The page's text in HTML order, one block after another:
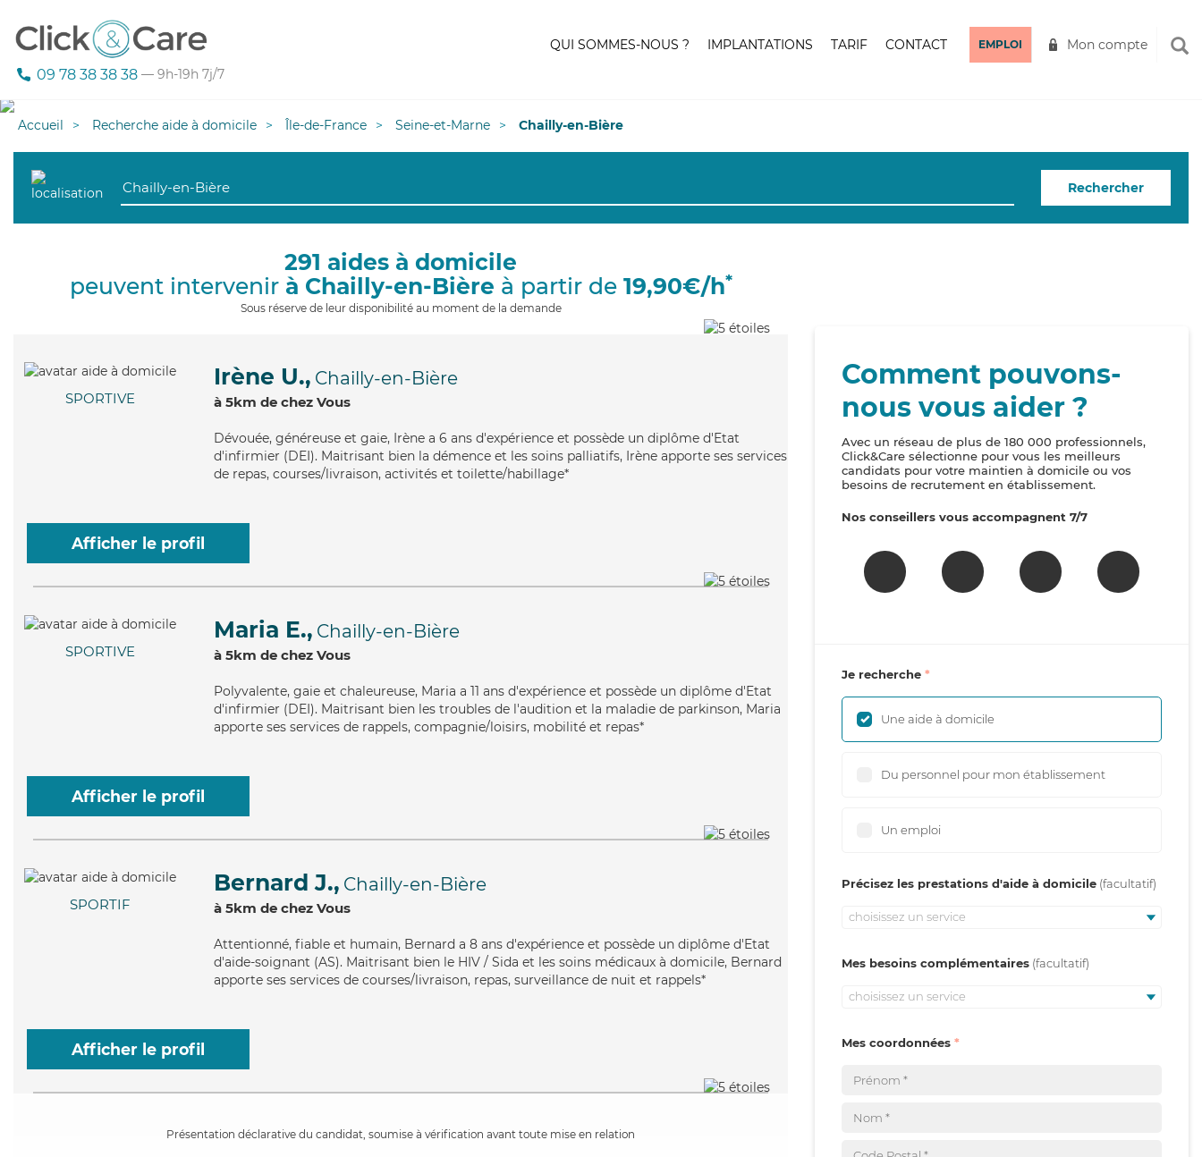
09 78 38 38 38 — 9h-19h 7j/7
QUI SOMMES-NOUS ? IMPLANTATIONS TARIF CONTACT EMPLOI Mon compte
Accueil Recherche aide à domicile Île-de-France Seine-et-Marne Chailly-en-Bière
Rechercher
291 aides à domicile
peuvent intervenir à Chailly-en-Bière à partir de 19,90€/h*
Sous réserve de leur disponibilité au moment de la demande
SPORTIVE
Irène U., Chailly-en-Bière
à 5km de chez Vous
Dévouée, généreuse et gaie, Irène a 6 ans d'expérience et possède un diplôme d'Etat
d'infirmier (DEI). Maitrisant bien la démence et les soins palliatifs, Irène apporte ses services
de repas, courses/livraison, activités et toilette/habillage*
Afficher le profil
SPORTIVE
Maria E., Chailly-en-Bière
à 5km de chez Vous
Polyvalente, gaie et chaleureuse, Maria a 11 ans d'expérience et possède un diplôme d'Etat
d'infirmier (DEI). Maitrisant bien les troubles de l'audition et la maladie de parkinson, Maria
apporte ses services de rappels, compagnie/loisirs, mobilité et repas*
Afficher le profil
SPORTIF
Bernard J., Chailly-en-Bière
à 5km de chez Vous
Attentionné, fiable et humain, Bernard a 8 ans d'expérience et possède un diplôme d'Etat
d'aide-soignant (AS). Maitrisant bien le HIV / Sida et les soins médicaux à domicile, Bernard
apporte ses services de courses/livraison, repas, surveillance de nuit et rappels*
Afficher le profil
Présentation déclarative du candidat, soumise à vérification avant toute mise en relation
Comment pouvons-
nous vous aider ?
Avec un réseau de plus de 180 000 professionnels,
Click&Care sélectionne pour vous les meilleurs
candidats pour votre maintien à domicile ou vos
besoins de recrutement en établissement.
Nos conseillers vous accompagnent 7/7
Je recherche
Une aide à domicile
Du personnel pour mon établissement
Un emploi
Précisez les prestations d'aide à domicile
choisissez un service
Mes besoins complémentaires
choisissez un service
Mes coordonnées